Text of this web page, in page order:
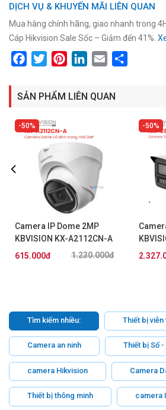
DỊCH VỤ & KHUYẾN MÃI LIÊN QUAN
Mua hàng chính hãng, giao nhanh trong 4H.
Cáp Hikvision Sale Sốc – Giảm đến 41%.
FacebookTwitterPinterestLinkedIn
Email
SẢN PHẨM LIÊN QUAN
50%
Camera IP Dome 2MP
KBVISION KX-A2112CN-A
1.230.000đ
615.000đ
50%
Tìm kiếm nhiều: Thiết bị viễn
Camera an ninh Thiết bị Số
camera Hikvision Camera
Thiết bị thông minh camera